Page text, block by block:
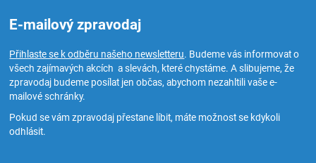
E-mailový zpravodaj
Přihlaste se k odběru našeho newsletteru. Budeme vás informovat o
všech zajímavých akcích a slevách, které chystáme. A slibujeme, že
zpravodaj budeme posílat jen občas, abychom nezahltili vaše e-
mailové schránky.
Pokud se vám zpravodaj přestane líbit, máte možnost se kdykoli
odhlásit.